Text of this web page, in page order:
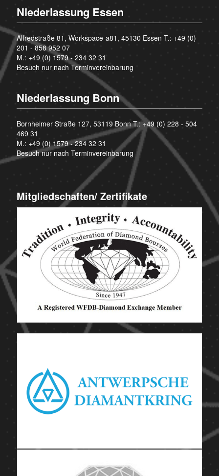
Niederlassung Essen
Alfredstraße 81, Workspace-a81, 45130 Essen T.: +49 (0)
201 - 858 952 07
M.: +49 (0) 1579 - 234 32 31
Besuch nur nach Terminvereinbarung
Niederlassung Bonn
Bornheimer Straße 127, 53119 Bonn T.:+49 (0) 228 - 504
469 31
M.: +49 (0) 1579 - 234 32 31
Besuch nur nach Terminvereinbarung
Mitgliedschaften/ Zertifikate